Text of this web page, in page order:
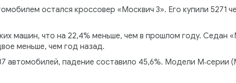
остался кроссовер «Москвич 3». Его купили 5271
машин, что на 22,4% меньше, чем в прошлом году. Седан
меньше, чем год назад.
автомобилей, падение составило 45,6%. Модели М‑серии